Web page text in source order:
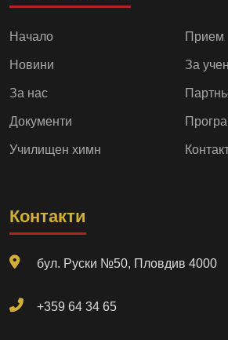
Начало
Новини
За нас
Документи
Училищен химн
Прием
За
Контакти
бул. Руски №50, Пловдив 4000
+359 64 34 65